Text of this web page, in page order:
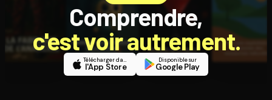
Comprendre,
c'est voir autrement.
Télécharger dans
l'App Store
Disponible sur
Google Play